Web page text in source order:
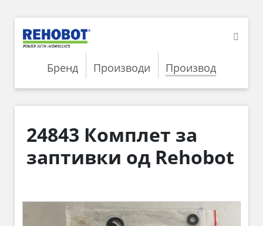
Бренд Производи Производ
24843 Комплет за
заптивки од Rehobot